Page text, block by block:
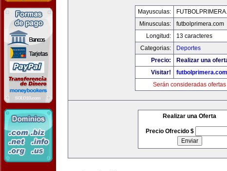
Mayusculas:
Minusculas:
futbolprimera.com
Longitud:
13 caracteres
Categorias:
Deportes
Precio:
Realizar una
Visitar!
futbolprimera.com
Serán consideradas ofertas
Realizar una Oferta
Precio Ofrecido $